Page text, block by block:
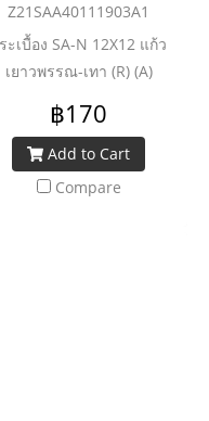
Z21SAA40111903A1
ะเบื้อง SA-N 12X12 แก้ว
เยาวพรรณ-เทา (R) (A)
฿170
Add to Cart
Compare